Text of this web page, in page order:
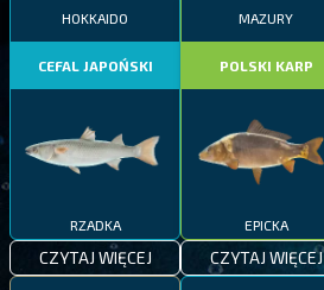
HOKKAIDO
CEFAL JAPOŃSKI
RZADKA
CZYTAJ WIĘCEJ
MAZURY
POLSKI KARP
EPICKA
CZYTAJ WIĘCEJ